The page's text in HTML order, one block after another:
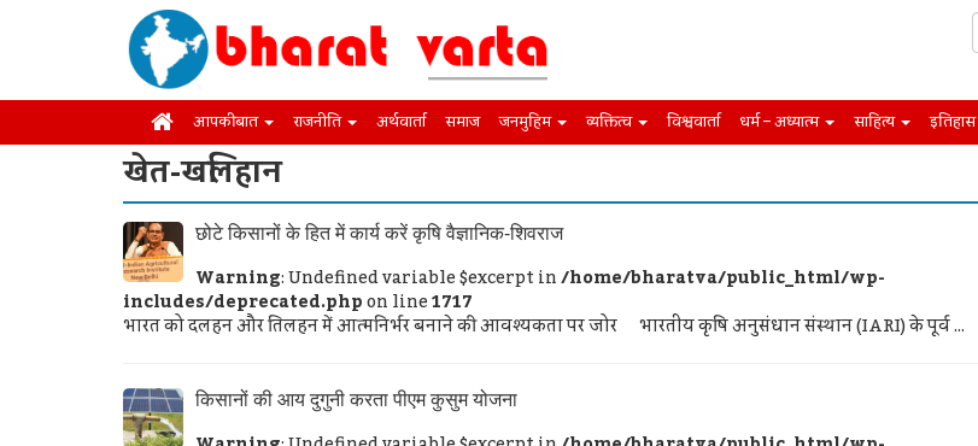
आपकी बात राजनीति अर्थवार्ता समाज जनमुहिम व्यक्तित्व विश्ववार्ता धर्म – अध्यात्म साहित्य इतिहास
खेत-खलिहान
छोटे किसानों के हित में कार्य करें कृषि वैज्ञानिक-शिवराज
Warning: Undefined variable $excerpt in/home/bharatva/public_html/wp-
includes/deprecated.phpon line1717
भारत को दलहन और तिलहन में आत्मनिर्भर बनाने की आवश्यकता पर जोर भारतीय कृषि अनुसंधान संस्थान (IARI) के पूर्व ...
किसानों की आय दुगुनी करता पीएम कुसुम योजना